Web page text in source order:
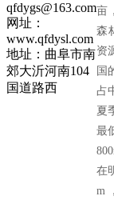
qfdygs@163.com
网址：
www.qfdysl.com
地址：曲阜市南
郊大沂河南104
国道路西
亩
森
资
国
占
夏
最
在
m